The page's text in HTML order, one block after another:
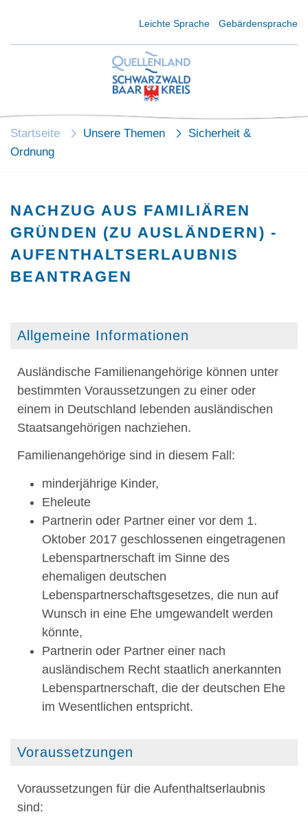
Leichte Sprache Gebärdensprache
Startseite Unsere Themen
Sicherheit &
Ordnung
NACHZUG AUS FAMILIÄREN
GRÜNDEN (ZU AUSLÄNDERN) -
AUFENTHALTSERLAUBNIS
BEANTRAGEN
Allgemeine Informationen
Ausländische Familienangehörige können unter
bestimmten Voraussetzungen zu einer oder
einem in Deutschland lebenden ausländischen
Staatsangehörigen nachziehen.
Familienangehörige sind in diesem Fall:
minderjährige Kinder,
Eheleute
Partnerin oder Partner einer vor dem 1.
Oktober 2017 geschlossenen eingetragenen
Lebenspartnerschaft im Sinne des
ehemaligen deutschen
Lebenspartnerschaftsgesetzes, die nun auf
Wunsch in eine Ehe umgewandelt werden
könnte,
Partnerin oder Partner einer nach
ausländischem Recht staatlich anerkannten
Lebenspartnerschaft, die der deutschen Ehe
im Wesentlichen entspricht.
Voraussetzungen
Voraussetzungen für die Aufenthaltserlaubnis
sind: